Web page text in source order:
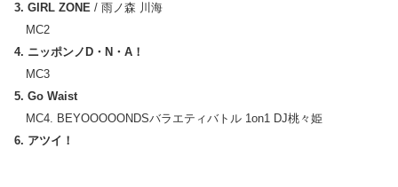
3. GIRL ZONE / 雨ノ森 川海
MC2
4. ニッポンノD・N・A！
MC3
5. Go Waist
MC4. BEYOOOOONDSバラエティバトル 1on1 DJ桃々姫
6. アツイ！